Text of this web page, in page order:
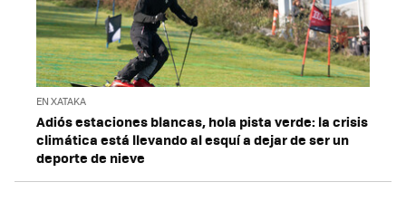
EN XATAKA
Adiós estaciones blancas, hola pista verde: la crisis
climática está llevando al esquí a dejar de ser un
deporte de nieve